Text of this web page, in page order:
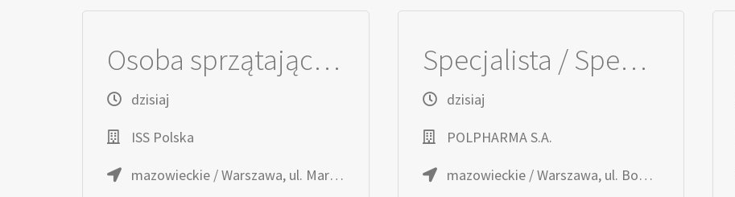
Osoba sprzątająca biura (m/k)
dzisiaj
ISS Polska
mazowieckie / Warszawa, ul. Marynarska
Specjalista / Specjalistka ds. Rejestracji Produktów Nieleczniczych
dzisiaj
POLPHARMA S.A.
mazowieckie / Warszawa, ul. Bobrowiecka